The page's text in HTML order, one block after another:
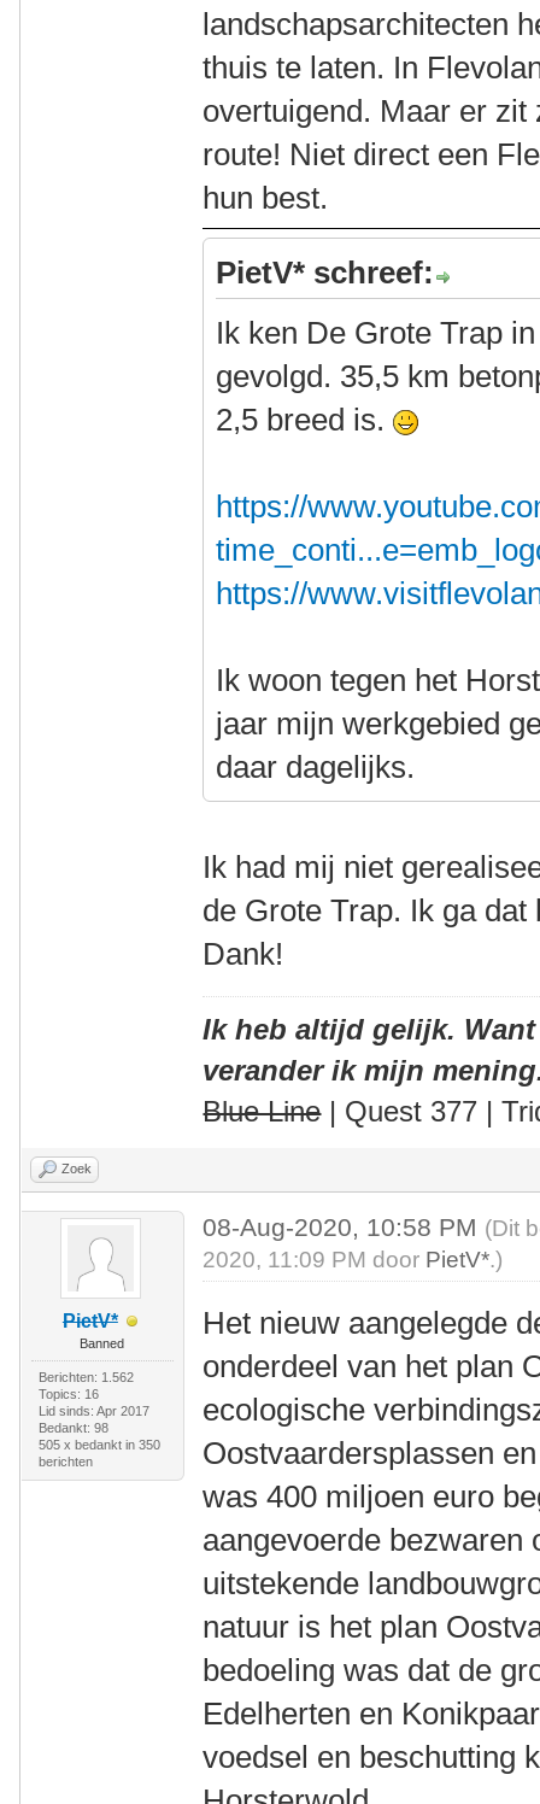
landschapsarchitecten
thuis te laten. In
overtuigend. Maar er
route! Niet direct een
hun best.
PietV* schreef:
Ik ken De Grote Trap
gevolgd. 35,5 km
2,5 breed is.
https://
https://
Ik woon tegen het
jaar mijn werkgebied
daar dagelijks.
Ik had mij niet
de Grote Trap. Ik ga
Dank!
Ik heb altijd gelijk.
verander ik mijn
Blue Line| Quest 377 |
Zoek
PietV*
Banned
Berichten: 1.562
Topics: 16
Lid sinds: Apr 2017
Bedankt: 98
505 x bedankt in 350
berichten
08-Aug-2020, 10:58 PM (Dit
2020, 11:09 PM door PietV*.)
Het nieuw aangelegde
onderdeel van het plan
ecologische
Oostvaardersplassen
was 400 miljoen euro
aangevoerde bezwaren
uitstekende
natuur is het plan
bedoeling was dat de
Edelherten en
voedsel en beschutting